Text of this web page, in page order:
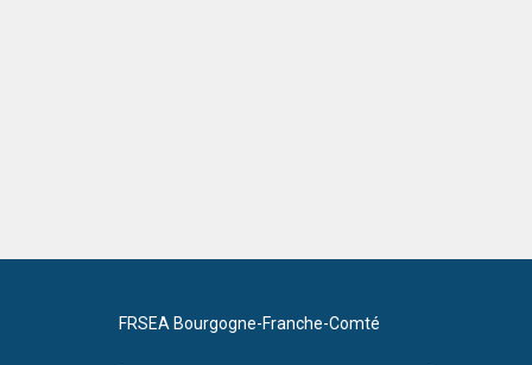
FRSEA Bourgogne-Franche-Comté